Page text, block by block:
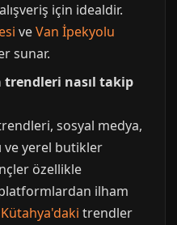
için idealdir.
veVan İpekyolu
sunar.
trendleri nasıl takip
sosyal medya,
ve yerel butikler
özellikle
ilham
Kütahya'daki trendler